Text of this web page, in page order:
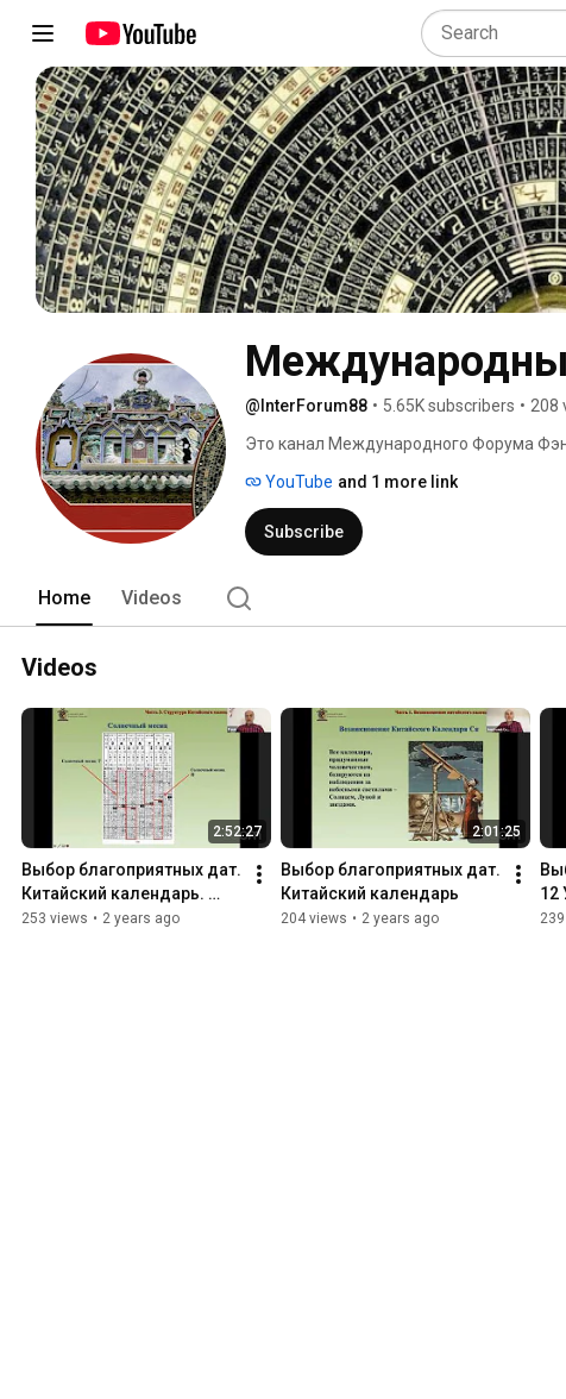
@InterForum88 • 5.65K subscribers • 208
Это канал Международного Форума
YouTube and 1 more link
Subscribe
Home Videos
Videos
2:52:27
Выбор благоприятных дат.
Китайский календарь.
Часть 2.
253 views • 2 years ago
2:01:25
Выбор благоприятных дат.
Китайский календарь
204 views • 2 years ago
12